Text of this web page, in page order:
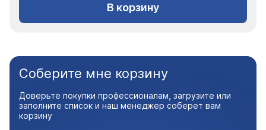
В корзину
Соберите мне корзину
Доверьте покупки профессионалам, загрузите или
заполните список и наш менеджер соберет вам
корзину